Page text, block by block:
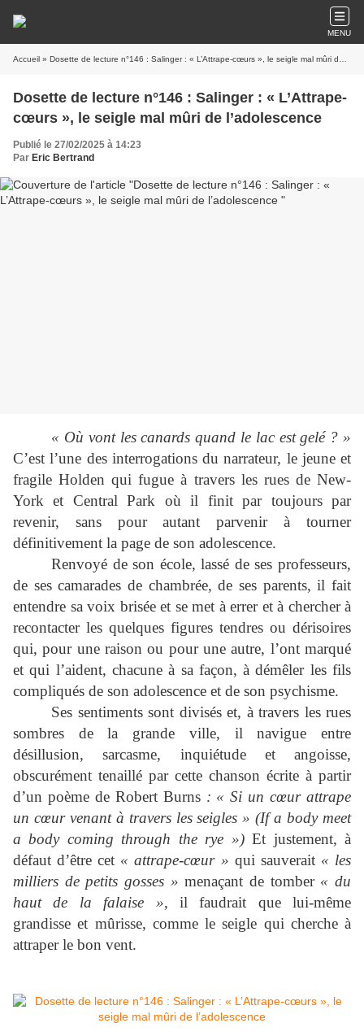
MENU
Accueil » Dosette de lecture n°146 : Salinger : « L’Attrape-cœurs », le seigle mal mûri de l’adolescence
Dosette de lecture n°146 : Salinger : « L’Attrape-
cœurs », le seigle mal mûri de l’adolescence
Publié le 27/02/2025 à 14:23
Par Eric Bertrand
« Où vont les canards quand le lac est gelé ? »
C’est l’une des interrogations du narrateur, le jeune et
fragile Holden qui fugue à travers les rues de New-
York et Central Park où il finit par toujours par
revenir, sans pour autant parvenir à tourner
définitivement la page de son adolescence.
Renvoyé de son école, lassé de ses professeurs,
de ses camarades de chambrée, de ses parents, il fait
entendre sa voix brisée et se met à errer et à chercher à
recontacter les quelques figures tendres ou dérisoires
qui, pour une raison ou pour une autre, l’ont marqué
et qui l’aident, chacune à sa façon, à démêler les fils
compliqués de son adolescence et de son psychisme.
Ses sentiments sont divisés et, à travers les rues
sombres de la grande ville, il navigue entre
désillusion, sarcasme, inquiétude et angoisse,
obscurément tenaillé par cette chanson écrite à partir
d’un poème de Robert Burns : « Si un cœur attrape
un cœur venant à travers les seigles » (If a body meet
a body coming through the rye »)Et justement, à
défaut d’être cet « attrape-cœur » qui sauverait « les
milliers de petits gosses » menaçant de tomber « du
haut de la falaise », il faudrait que lui-même
grandisse et mûrisse, comme le seigle qui cherche à
attraper le bon vent.